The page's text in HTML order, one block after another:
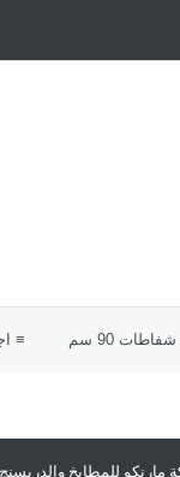
90 سم ≡
روم مطابخ